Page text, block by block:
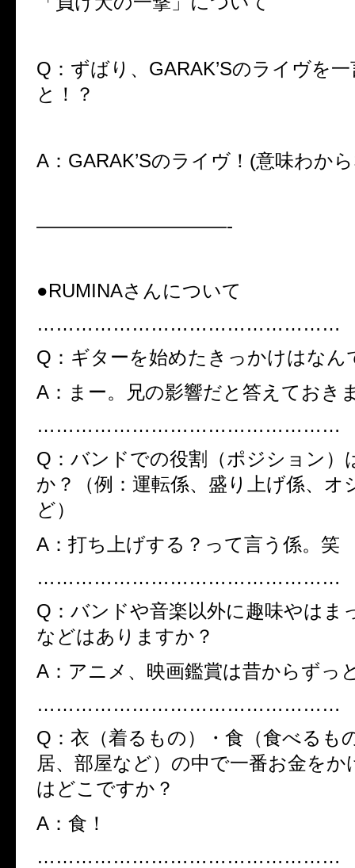
Q：ずばり、GARAK’Sのライヴを
と！？
A： GARAK’Sのライヴ！ (意味わか
——————————-
●RUMINAさんについて
…………………………………………
Q：ギターを始めたきっかけはなん
A：まー。兄の影響だと答えておき
…………………………………………
Q：バンドでの役割（ポジション）
か？（例：運転係、盛り上げ係、オ
ど）
A：打ち上げする？って言う係。笑
…………………………………………
Q：バンドや音楽以外に趣味やはま
などはありますか？
A：アニメ、映画鑑賞は昔からずっ
…………………………………………
Q：衣（着るもの）・食（食べるも
居、部屋など）の中で一番お金を
はどこですか？
A：食！
…………………………………………